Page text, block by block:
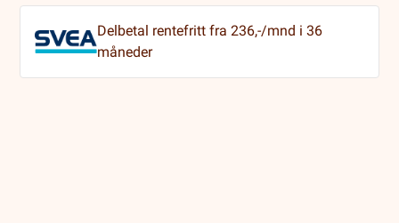
Delbetal rentefritt fra 236,-/mnd i 36
måneder